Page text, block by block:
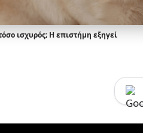
ισχυρός; Η επιστήμη εξηγεί